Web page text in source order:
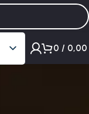
0 / 0,00